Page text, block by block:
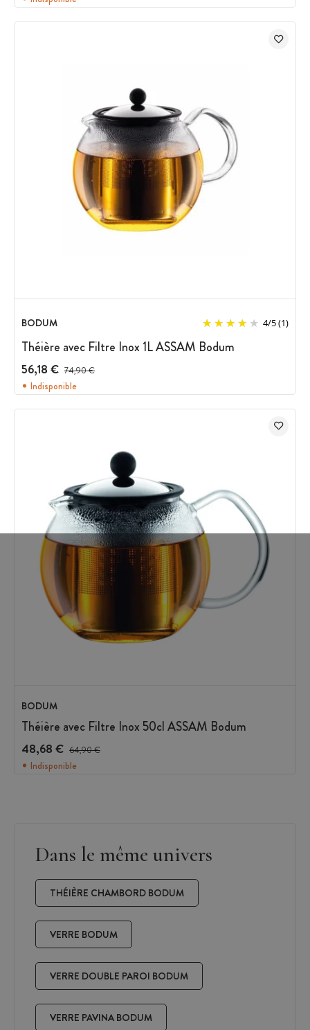
BODUM 4/5(1)
Théière avec Filtre Inox 1L ASSAM Bodum
56,18 € Prix avant réduction :
74,90 €
Indisponible
BODUM
Théière avec Filtre Inox 50cl ASSAM Bodum
48,68 € Prix avant réduction :
64,90 €
Indisponible
Dans le même univers
THÉIÈRE CHAMBORD BODUM
VERRE BODUM
VERRE DOUBLE PAROI BODUM
VERRE PAVINA BODUM